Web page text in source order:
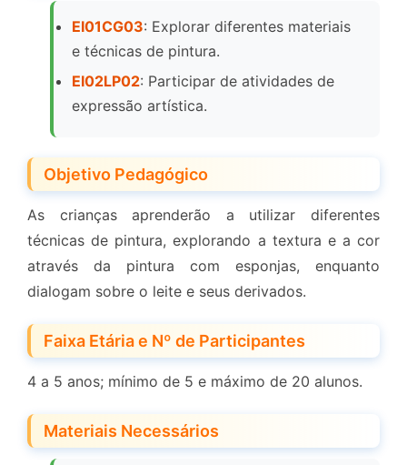
EI01CG03: Explorar diferentes materiais
e técnicas de pintura.
EI02LP02: Participar de atividades de
expressão artística.
Objetivo Pedagógico
As crianças aprenderão a utilizar diferentes
técnicas de pintura, explorando a textura e a cor
através da pintura com esponjas, enquanto
dialogam sobre o leite e seus derivados.
Faixa Etária e Nº de Participantes
4 a 5 anos; mínimo de 5 e máximo de 20 alunos.
Materiais Necessários